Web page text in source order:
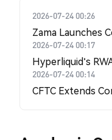
2026-07-24 00:26
Zama Launches
2026-07-24 00:17
Hyperliquid's
2026-07-24 00:14
CFTC Extends